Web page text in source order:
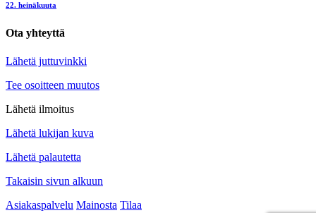
22. heinäkuuta
Ota yhteyttä
Lähetä juttuvinkki
Tee osoitteen muutos
Lähetä ilmoitus
Lähetä lukijan kuva
Lähetä palautetta
Takaisin sivun alkuun
Asiakaspalvelu Mainosta Tilaa